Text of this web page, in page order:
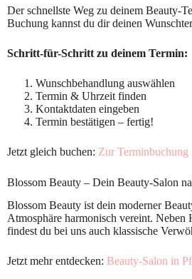
Der schnellste Weg zu deinem Beauty-
Buchung kannst du dir deinen
Schritt-für-Schritt zu deinem Termin:
Wunschbehandlung auswählen
Termin & Uhrzeit finden
Kontaktdaten eingeben
Termin bestätigen – fertig!
Jetzt gleich buchen: Zur Terminbuchung
Blossom Beauty – Dein Beauty-Salon
Blossom Beauty ist dein moderner
Atmosphäre harmonisch vereint. Neben
findest du bei uns auch klassische
Jetzt mehr entdecken: Beauty-Salon in